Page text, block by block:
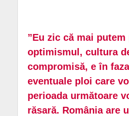
”Eu zic că mai putem
optimismul, cultura
compromisă, e în
eventuale ploi care
perioada următoare
răsară. România are